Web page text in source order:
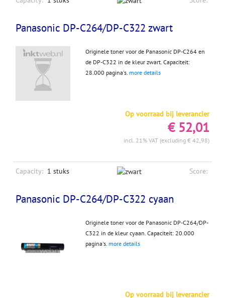
Panasonic DP-C264/DP-C322 zwart
Originele toner voor de Panasonic DP-C264 en
de DP-C322 in de kleur zwart. Capaciteit:
28.000 pagina's. more details
Op voorraad bij leverancier
€ 52,01
incl. 21% VAT (excluding € 42,98)
Capacity: 1 stuks Score:
Panasonic DP-C264/DP-C322 cyaan
Originele toner voor de Panasonic DP-C264/DP-
C322 in de kleur cyaan. Capaciteit: 20.000
pagina's. more details
Op voorraad bij leverancier